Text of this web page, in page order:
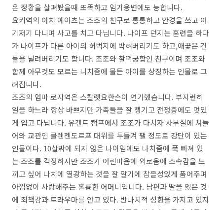
온 정황을 살펴봤을때 또똑하고 임기응변에도 능합니다.
요키역의 아치 예이츠는 조조의 친구로 통통하고 안경을 쓰고 여
기저기 다니며 사고를 치고 다닙니다. 나이프 던지는 훈련을 하다
가 나이프가 다른 아이의 허벅지에 박혀버리기도 하고,애꿏은 건
물을 날려버리기도 합니다. 조조와 찰떡궁합인 친구이며 조조와
함께 아무것도 모르는 니치즘에 물든 아이를 상징하는 인물로 그
려집니다.
조조의 엄마 로지역은 스칼렛요한슨이 연기했습니다. 부지런히
일을 하느라 항상 바쁘지만 가족들을 잘 챙기고 전쟁중에도 멋있
게 입고 다닙니다. 유겐트 캠프에서 조조가 다치자 사무실에 쳐들
어와 교관인 클렌젠도르프 대위를 두들겨 팰 정도로 강단이 있는
인물이다. 10살밖에 되지 않은 나이임에도 나치즘에 푹 빠져 있
는 조조를 걱정하지만 조조가 어린마음에 외로움에 소속감을 느
끼고 싶어 나치에 열광하는 것을 잘 알기에 참을성있게 품어주며
아낌없이 사랑해주는 훌륭한 어머니입니다. 남편과 딸을 잃은 것
에 죄책감과 트라우마를 안고 있다. 반나치적 성향을 가지고 있지